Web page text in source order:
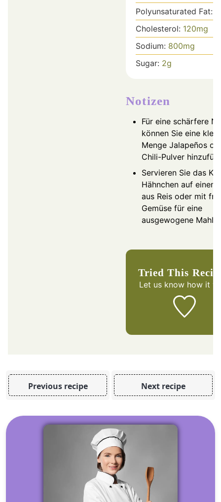
Polyunsaturated Fat:
Cholesterol: 120mg
Sodium: 800mg
Sugar: 2g
Notizen
Für eine schärfere
können Sie eine
Menge Jalapeños
Chili-Pulver
Servieren Sie das
Hähnchen auf einem
aus Reis oder mit
Gemüse für eine
ausgewogene
Tried This
Let us know how it
Previous recipe Next recipe